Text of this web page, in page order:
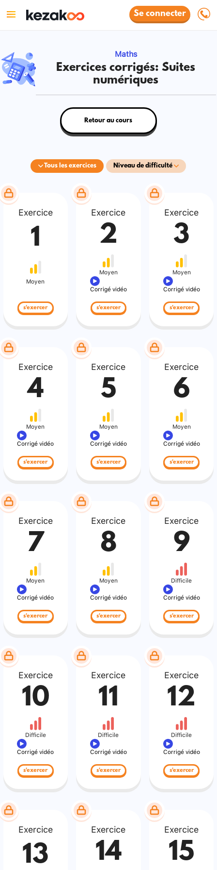
Se connecter
Maths
Exercices corrigés: Suites
numériques
Tous les exercices Niveau de difficulté
Retour au cours
Exercice
1
Moyen
s'exercer
Exercice
2
Moyen
Corrigé vidéo
s'exercer
Exercice
3
Moyen
Corrigé vidéo
s'exercer
Exercice
4
Moyen
Corrigé vidéo
s'exercer
Exercice
5
Moyen
Corrigé vidéo
s'exercer
Exercice
6
Moyen
Corrigé vidéo
s'exercer
Exercice
7
Moyen
Corrigé vidéo
s'exercer
Exercice
8
Moyen
Corrigé vidéo
s'exercer
Exercice
9
Difficile
Corrigé vidéo
s'exercer
Exercice
10
Difficile
Corrigé vidéo
s'exercer
Exercice
11
Difficile
Corrigé vidéo
s'exercer
Exercice
12
Difficile
Corrigé vidéo
s'exercer
Exercice
13
Exercice
14
Exercice
15